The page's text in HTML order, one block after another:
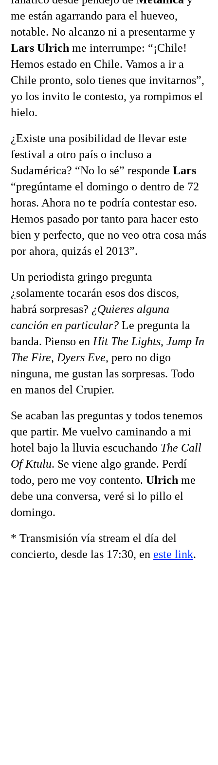
me están agarrando para el hueveo,
notable. No alcanzo ni a presentarme y
Lars Ulrich me interrumpe: “¡Chile!
Hemos estado en Chile. Vamos a ir a
Chile pronto, solo tienes que invitarnos”,
yo los invito le contesto, ya rompimos el
hielo.
¿Existe una posibilidad de llevar este
festival a otro país o incluso a
Sudamérica? “No lo sé” responde Lars
“pregúntame el domingo o dentro de 72
horas. Ahora no te podría contestar eso.
Hemos pasado por tanto para hacer esto
bien y perfecto, que no veo otra cosa más
por ahora, quizás el 2013”.
Un periodista gringo pregunta
¿solamente tocarán esos dos discos,
habrá sorpresas? ¿Quieres alguna
canción en particular?Le pregunta la
banda. Pienso en Hit The Lights, Jump In
The Fire, Dyers Eve, pero no digo
ninguna, me gustan las sorpresas. Todo
en manos del Crupier.
Se acaban las preguntas y todos tenemos
que partir. Me vuelvo caminando a mi
hotel bajo la lluvia escuchando The Call
Of Ktulu. Se viene algo grande. Perdí
todo, pero me voy contento. Ulrich me
debe una conversa, veré si lo pillo el
domingo.
* Transmisión vía stream el día del
concierto, desde las 17:30, en este link.